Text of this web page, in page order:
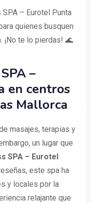
– Eurotel Punta
quienes busquen
¡No te lo pierdas! 🌊
–
en centros
Mallorca
masajes, terapias y
un lugar que
SPA – Eurotel
este spa ha
y locales por la
relajante que